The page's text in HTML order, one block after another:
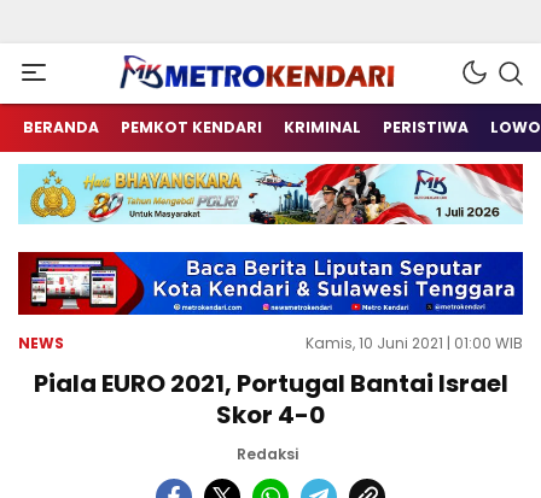
metrokendari
Berita Terkini Sulawesi Tenggara
BERANDA PEMKOT KENDARI KRIMINAL PERISTIWA
NEWS Kamis, 10 Juni 2021 | 01:00 WIB
Piala EURO 2021, Portugal Bantai Israel
Skor 4-0
Redaksi